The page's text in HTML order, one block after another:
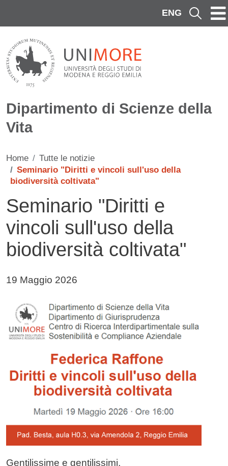
ENG Cerca
Dipartimento di Scienze della
Vita
Home
Tutte le notizie
Seminario "Diritti e vincoli sull'uso della
biodiversità coltivata"
Seminario "Diritti e
vincoli sull'uso della
biodiversità coltivata"
Data di pubblicazione della notizia
19 Maggio 2026
Immagine notizia
Immagine
Testo notizia
Gentilissime e gentilissimi,